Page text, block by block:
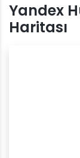
Yandex
Haritası